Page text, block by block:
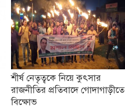
শীর্ষ নেতৃত্বকে নিয়ে কুৎসার
রাজনীতির প্রতিবাদে গোদাগাড়ীতে
বিক্ষোভ